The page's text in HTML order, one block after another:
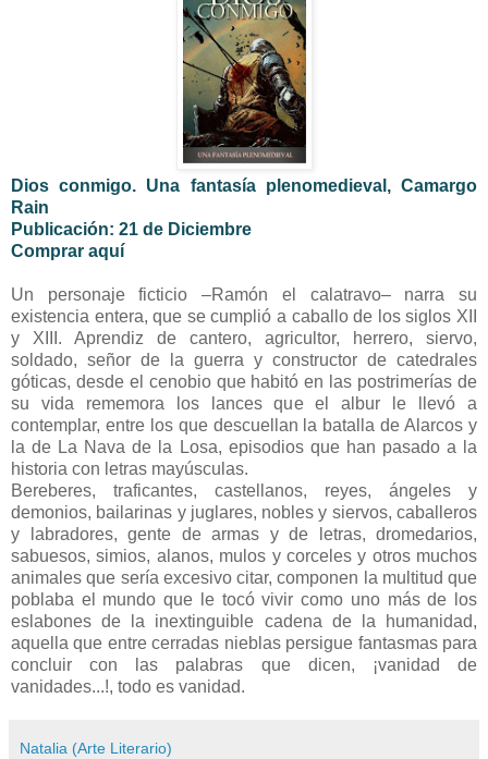
Dios conmigo. Una fantasía plenomedieval, Camargo
Rain
Publicación: 21 de Diciembre
Comprar aquí
Un personaje ficticio –Ramón el calatravo– narra su
existencia entera, que se cumplió a caballo de los siglos XII
y XIII. Aprendiz de cantero, agricultor, herrero, siervo,
soldado, señor de la guerra y constructor de catedrales
góticas, desde el cenobio que habitó en las postrimerías de
su vida rememora los lances que el albur le llevó a
contemplar, entre los que descuellan la batalla de Alarcos y
la de La Nava de la Losa, episodios que han pasado a la
historia con letras mayúsculas.
Bereberes, traficantes, castellanos, reyes, ángeles y
demonios, bailarinas y juglares, nobles y siervos, caballeros
y labradores, gente de armas y de letras, dromedarios,
sabuesos, simios, alanos, mulos y corceles y otros muchos
animales que sería excesivo citar, componen la multitud que
poblaba el mundo que le tocó vivir como uno más de los
eslabones de la inextinguible cadena de la humanidad,
aquella que entre cerradas nieblas persigue fantasmas para
concluir con las palabras que dicen, ¡vanidad de
vanidades...!, todo es vanidad.
Natalia (Arte Literario)